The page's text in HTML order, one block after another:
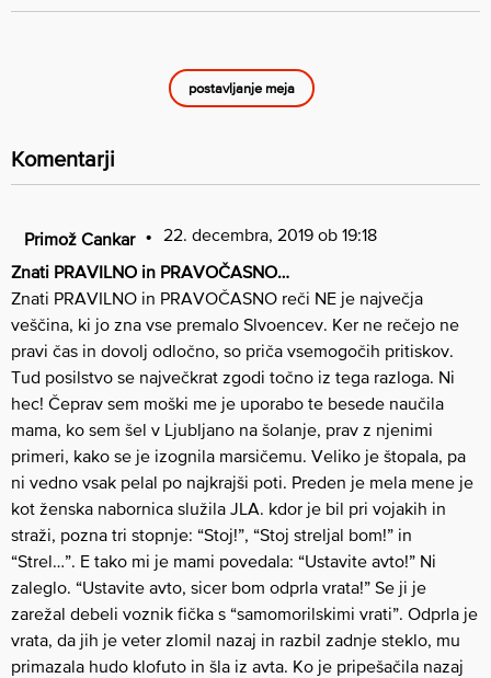
postavljanje meja
Komentarji
Primož Cankar
22. decembra, 2019 ob 19:18
Znati PRAVILNO in PRAVOČASNO…
Znati PRAVILNO in PRAVOČASNO reči NE je največja
veščina, ki jo zna vse premalo Slvoencev. Ker ne rečejo ne
pravi čas in dovolj odločno, so priča vsemogočih pritiskov.
Tud posilstvo se največkrat zgodi točno iz tega razloga. Ni
hec! Čeprav sem moški me je uporabo te besede naučila
mama, ko sem šel v Ljubljano na šolanje, prav z njenimi
primeri, kako se je izognila marsičemu. Veliko je štopala, pa
ni vedno vsak pelal po najkrajši poti. Preden je mela mene je
kot ženska nabornica služila JLA. kdor je bil pri vojakih in
straži, pozna tri stopnje: “Stoj!”, “Stoj streljal bom!” in
“Strel…”. E tako mi je mami povedala: “Ustavite avto!” Ni
zaleglo. “Ustavite avto, sicer bom odprla vrata!” Se ji je
zarežal debeli voznik fička s “samomorilskimi vrati”. Odprla je
vrata, da jih je veter zlomil nazaj in razbil zadnje steklo, mu
primazala hudo klofuto in šla iz avta. Ko je pripešačila nazaj